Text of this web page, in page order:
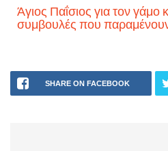
Άγιος Παΐσιος για τον γάμο
συμβουλές που παραμένουν
SHARE ON FACEBOOK